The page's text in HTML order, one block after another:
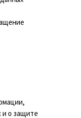
и о защите